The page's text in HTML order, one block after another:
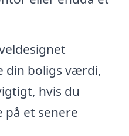
din boligs værdi,
hvis du
et senere